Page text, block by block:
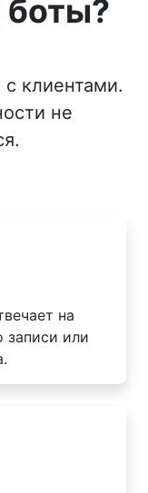
клиентами.
не
на
записи или